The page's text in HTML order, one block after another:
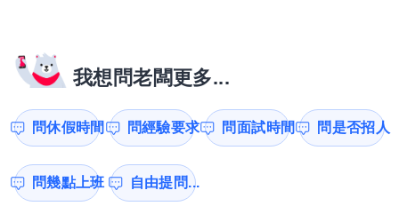
我想問老闆更多...
問休假時間 問經驗要求 問面試時間 問是否招人
問幾點上班 自由提問...